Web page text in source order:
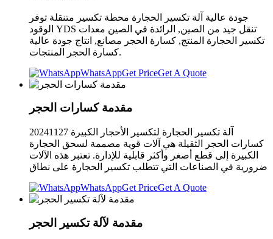
جودة عالية آلة تكسير الحجارة محطة تكسير متنقلة توفر
الوقود YDS تنقل جيد من الصين, الرائدة في الصين معدات
تكسير الحجارة المنتج, كسارة الحجر مصانع, انتاج جودة عالية
كسارة الحجر المنتجات.
WhatsAppGet PriceGet A Quote
مقدمة كسارات الحجر
آلة تكسير الحجارة لتكسير الأحجار الكبيرة 20241127
كسارات الحجر الثقيلة هي آلات قوية مصممة لسحق الحجارة
الكبيرة إلى قطع أصغر وأكثر قابلية للإدارة. تعتبر هذه الآلات
ضرورية في الصناعات التي تتطلب تكسير الحجارة على نطاق
WhatsAppGet PriceGet A Quote
مقدمة لآلة تكسير الحجر